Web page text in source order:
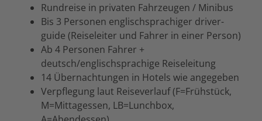
Rundreise in privaten Fahrzeugen / Minibus
Bis 3 Personen englischsprachiger driver-
guide (Reiseleiter und Fahrer in einer Person)
Ab 4 Personen Fahrer +
deutsch/englischsprachige Reiseleitung
14 Übernachtungen in Hotels wie angegeben
Verpflegung laut Reiseverlauf (F=Frühstück,
M=Mittagessen, LB=Lunchbox,